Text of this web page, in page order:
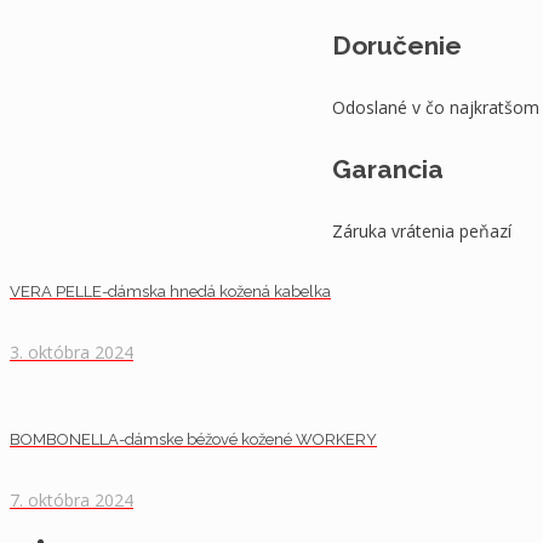
Doručenie
Odoslané v čo najkratšom
Garancia
Záruka vrátenia peňazí
VERA PELLE-dámska hnedá kožená kabelka
3. októbra 2024
BOMBONELLA-dámske béžové kožené WORKERY
7. októbra 2024